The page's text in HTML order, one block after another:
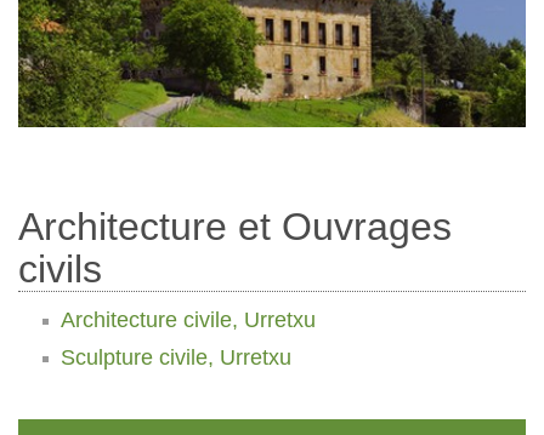
Architecture et Ouvrages
civils
Architecture civile, Urretxu
Sculpture civile, Urretxu